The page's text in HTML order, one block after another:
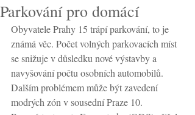
Parkování pro domácí
Obyvatele Prahy 15 trápí parkování, to je
známá věc. Počet volných parkovacích míst
se snižuje v důsledku nové výstavby a
navyšování počtu osobních automobilů.
Dalším problémem může být zavedení
modrých zón v sousední Praze 10.